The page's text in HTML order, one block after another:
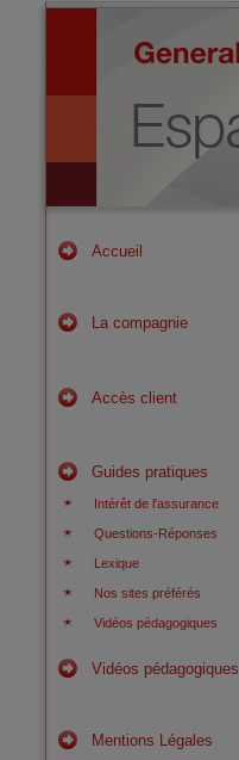
Accueil
La compagnie
Accès client
Guides pratiques
Intérêt de l'assurance
Questions-Réponses
Lexique
Nos sites préférés
Vidéos pédagogiques
Vidéos pédagogiques
Mentions Légales